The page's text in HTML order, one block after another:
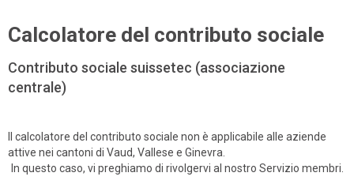
Calcolatore del contributo sociale
Contributo sociale suissetec (associazione
centrale)
Il calcolatore del contributo sociale non è applicabile alle aziende
attive nei cantoni di Vaud, Vallese e Ginevra.
In questo caso, vi preghiamo di rivolgervi al nostro Servizio membri.